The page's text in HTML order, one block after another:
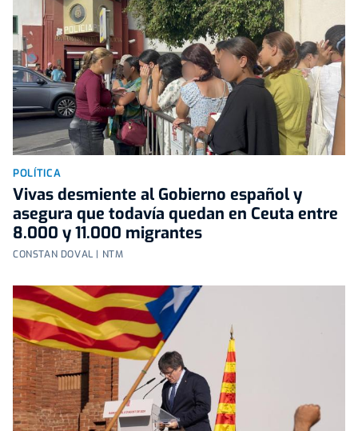
POLÍTICA
Vivas desmiente al Gobierno español y
asegura que todavía quedan en Ceuta entre
8.000 y 11.000 migrantes
CONSTAN DOVAL | NTM